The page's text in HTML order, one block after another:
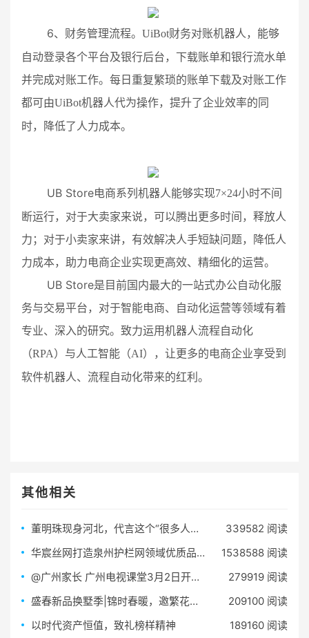
6、财务管理流程。 UiBot财务对账机器人，能够
自动登录各个平台及银行后台，下载账单和银行流水单
并完成对账工作。每日重复繁琐的账单下载及对账工作
都可由UiBot机器人代为操作，提升了企业效率的同
时，降低了人力成本。
UB Store电商系列机器人能够实现7×24小时不间
断运行，对于大卖家来说，可以腾出更多时间，释放人
力；对于小卖家来讲，有效解决人手短缺问题，降低人
力成本，助力电商企业实现更高效、精细化的运营。
UB Store是目前国内最大的一站式办公自动化服
务与交易平台，对于智能电商、自动化运营等领域有着
专业、深入的研究。致力运用机器人流程自动化
（RPA）与人工智能（AI），让更多的电商企业享受到
软件机器人、流程自动化带来的红利。
其他相关
董明珠现身河北，代言这个“很多人还不知道的微店”！引爆全场
339582 阅读
华宸丝网打造泉州护栏网领域优质品牌
1538588 阅读
@广州家长 广州电视课堂3月2日开课了！
279919 阅读
盛春新品换墅季|锦时春暖，邀繁花入院
209100 阅读
以时代资产恒值，致礼榜样精神
189160 阅读